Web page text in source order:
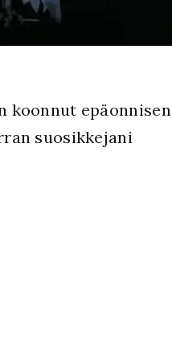
koonnut epäonnisen
suosikkejani